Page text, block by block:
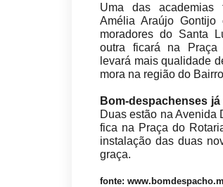
Uma das academias
Amélia Araújo Gontijo
moradores do Santa
outra ficará na
levará mais qualidade
mora na região do
Bom-despachenses
Duas estão na Avenida
fica na Praça do
instalação das duas
graça.
fonte: